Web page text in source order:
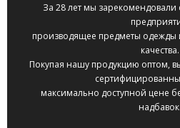
За 28 лет мы зарекомендовали
производящее предметы одежды
качества.
Покупая нашу продукцию оптом,
максимально доступной цене
надбавок.